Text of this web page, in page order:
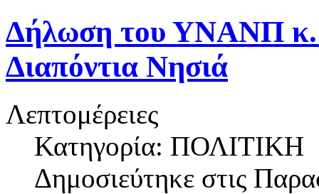
Δήλωση του ΥΝΑΝΠ κ.
Διαπόντια Νησιά
Λεπτομέρειες
Κατηγορία: ΠΟΛΙΤΙΚΗ
Δημοσιεύτηκε στις